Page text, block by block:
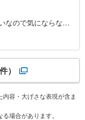
なので気にならない
）
容・大げさな表現が含ま
場合があります。